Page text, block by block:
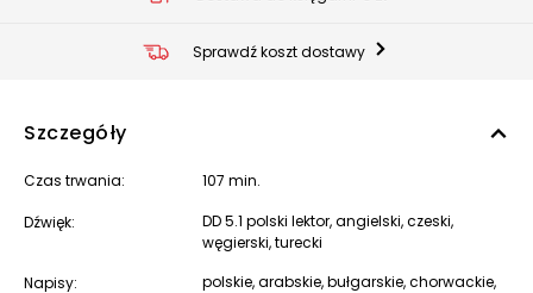
Sprawdź koszt dostawy
Szczegóły
Czas trwania: 107 min.
Dźwięk:
DD 5.1 polski lektor, angielski, czeski,
węgierski, turecki
Napisy:
polskie, arabskie, bułgarskie, chorwackie,